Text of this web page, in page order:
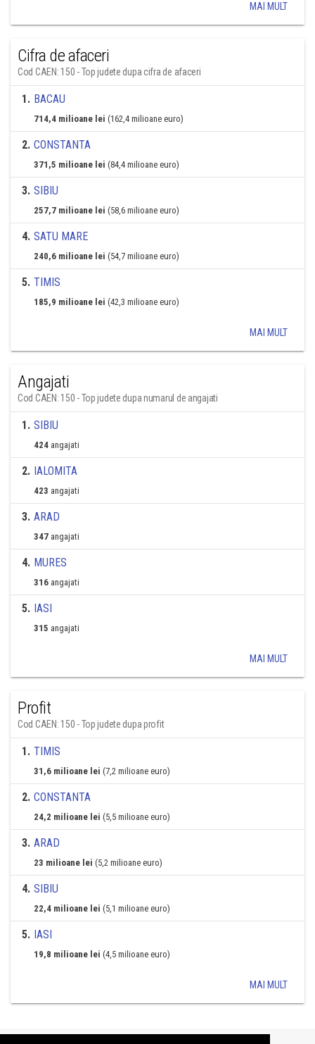
MAI MULT
Cifra de afaceri
Cod CAEN: 150 - Top judete dupa cifra de afaceri
1. BACAU
714,4 milioane lei (162,4 milioane euro)
2. CONSTANTA
371,5 milioane lei (84,4 milioane euro)
3. SIBIU
257,7 milioane lei (58,6 milioane euro)
4. SATU MARE
240,6 milioane lei (54,7 milioane euro)
5. TIMIS
185,9 milioane lei (42,3 milioane euro)
MAI MULT
Angajati
Cod CAEN: 150 - Top judete dupa numarul de angajati
1. SIBIU
424 angajati
2. IALOMITA
423 angajati
3. ARAD
347 angajati
4. MURES
316 angajati
5. IASI
315 angajati
MAI MULT
Profit
Cod CAEN: 150 - Top judete dupa profit
1. TIMIS
31,6 milioane lei (7,2 milioane euro)
2. CONSTANTA
24,2 milioane lei (5,5 milioane euro)
3. ARAD
23 milioane lei (5,2 milioane euro)
4. SIBIU
22,4 milioane lei (5,1 milioane euro)
5. IASI
19,8 milioane lei (4,5 milioane euro)
MAI MULT